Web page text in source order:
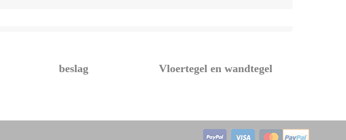
beslag Vloertegel en wandtegel